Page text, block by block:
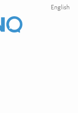
English